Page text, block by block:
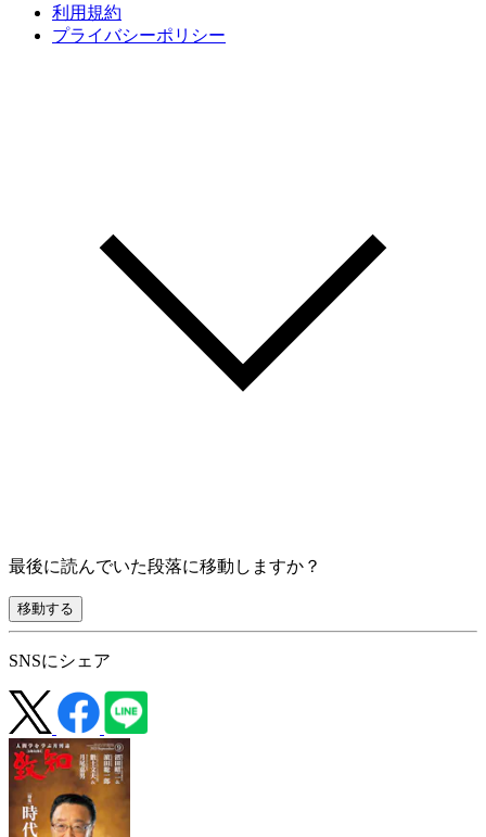
利用規約
プライバシーポリシー
最後に読んでいた段落に移動しますか？
移動する
SNSにシェア